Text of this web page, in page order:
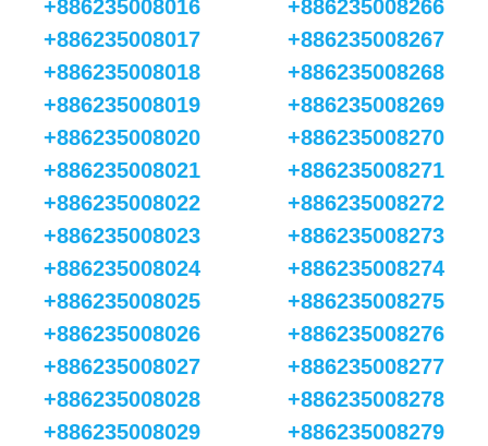
+886235008016
+886235008017
+886235008018
+886235008019
+886235008020
+886235008021
+886235008022
+886235008023
+886235008024
+886235008025
+886235008026
+886235008027
+886235008028
+886235008029
+886235008266
+886235008267
+886235008268
+886235008269
+886235008270
+886235008271
+886235008272
+886235008273
+886235008274
+886235008275
+886235008276
+886235008277
+886235008278
+886235008279